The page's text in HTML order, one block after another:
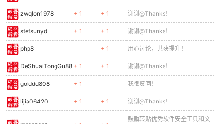
zwqlon1978 + 1 + 1 谢谢@Thanks！
stefsunyd + 1 + 1 谢谢@Thanks！
php8 + 1 用心讨论，共获提升！
DeShuaiTongGu88 + 1 + 1 谢谢@Thanks！
golddd808 + 1 我很赞同！
lijia06420 + 1 + 1 谢谢@Thanks！
鼓励转贴优秀软件安全工具和文